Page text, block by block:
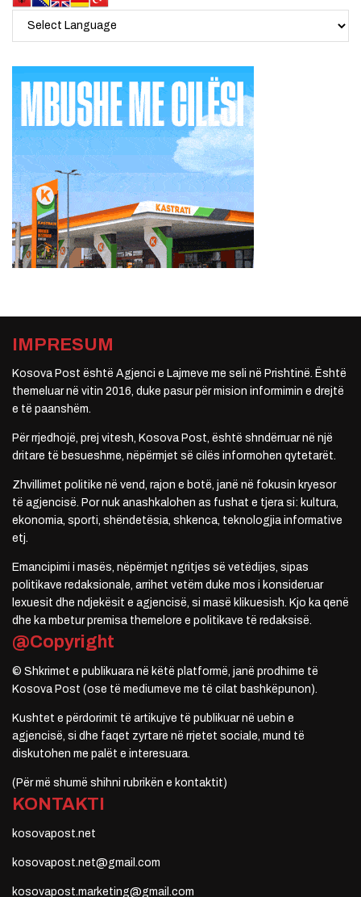
IMPRESUM
Kosova Post është Agjenci e Lajmeve me seli në Prishtinë. Është
themeluar në vitin 2016, duke pasur për mision informimin e drejtë
e të paanshëm.
Për rrjedhojë, prej vitesh, Kosova Post, është shndërruar në një
dritare të besueshme, nëpërmjet së cilës informohen qytetarët.
Zhvillimet politike në vend, rajon e botë, janë në fokusin kryesor
të agjencisë. Por nuk anashkalohen as fushat e tjera si: kultura,
ekonomia, sporti, shëndetësia, shkenca, teknologjia informative
etj.
Emancipimi i masës, nëpërmjet ngritjes së vetëdijes, sipas
politikave redaksionale, arrihet vetëm duke mos i konsideruar
lexuesit dhe ndjekësit e agjencisë, si masë klikuesish. Kjo ka qenë
dhe ka mbetur premisa themelore e politikave të redaksisë.
@Copyright
© Shkrimet e publikuara në këtë platformë, janë prodhime të
Kosova Post (ose të mediumeve me të cilat bashkëpunon).
Kushtet e përdorimit të artikujve të publikuar në uebin e
agjencisë, si dhe faqet zyrtare në rrjetet sociale, mund të
diskutohen me palët e interesuara.
(Për më shumë shihni rubrikën e kontaktit)
KONTAKTI
kosovapost.net
kosovapost.net@gmail.com
kosovapost.marketing@gmail.com